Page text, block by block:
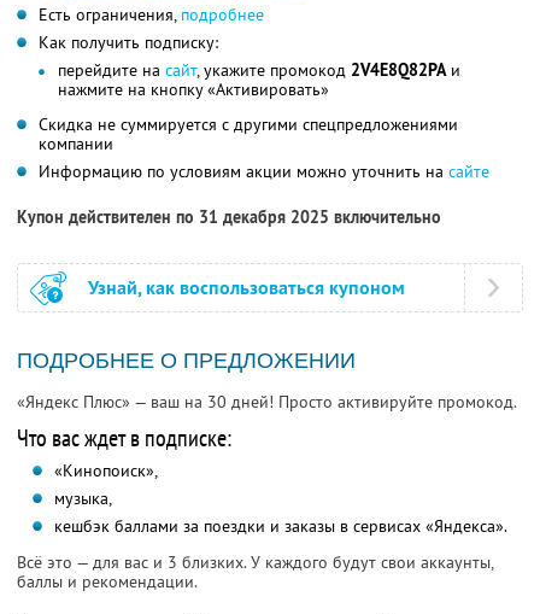
Есть ограничения, подробнее
Как получить подписку:
перейдите на сайт, укажите промокод 2V4E8Q82PAи
нажмите на кнопку «Активировать»
Скидка не суммируется с другими спецпредложениями
компании
Информацию по условиям акции можно уточнить на сайте
Купон действителен по 31 декабря 2025 включительно
Узнай, как воспользоваться купоном
ПОДРОБНЕЕ О ПРЕДЛОЖЕНИИ
«Яндекс Плюс» — ваш на 30 дней! Просто активируйте промокод.
Что вас ждет в подписке:
«Кинопоиск»,
музыка,
кешбэк баллами за поездки и заказы в сервисах «Яндекса».
Всё это — для вас и 3 близких. У каждого будут свои аккаунты,
баллы и рекомендации.